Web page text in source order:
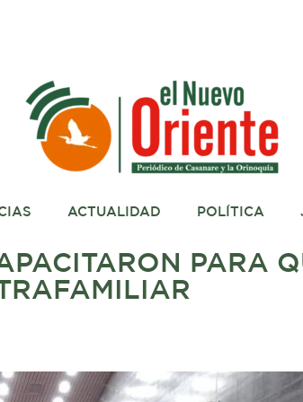
ACTUALIDAD POLÍTICA
PARA